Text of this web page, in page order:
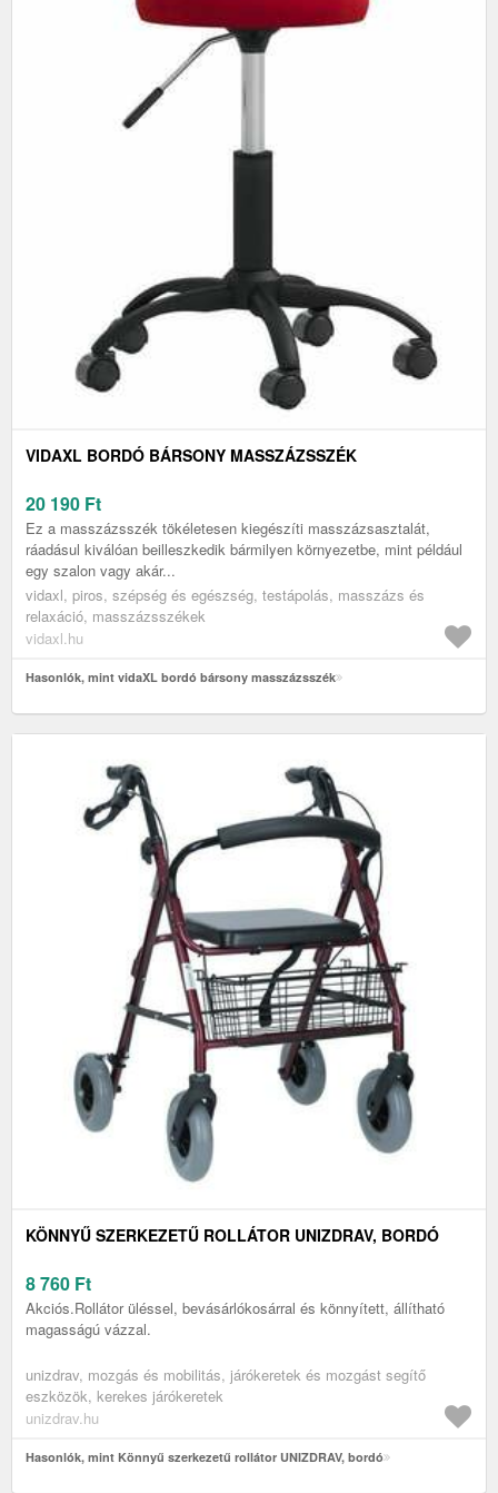
VIDAXL BORDÓ BÁRSONY MASSZÁZSSZÉK
20 190 Ft
Ez a masszázsszék tökéletesen kiegészíti masszázsasztalát,
ráadásul kiválóan beilleszkedik bármilyen környezetbe, mint például
egy szalon vagy akár...
vidaxl, piros, szépség és egészség, testápolás, masszázs és
relaxáció, masszázsszékek
vidaxl.hu
Hasonlók, mint vidaXL bordó bársony masszázsszék
KÖNNYŰ SZERKEZETŰ ROLLÁTOR UNIZDRAV, BORDÓ
8 760 Ft
Akciós.Rollátor üléssel, bevásárlókosárral és könnyített, állítható
magasságú vázzal.
unizdrav, mozgás és mobilitás, járókeretek és mozgást segítő
eszközök, kerekes járókeretek
unizdrav.hu
Hasonlók, mint Könnyű szerkezetű rollátor UNIZDRAV, bordó